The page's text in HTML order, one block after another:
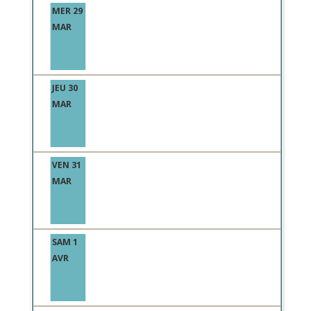
MER 29
MAR
JEU 30
MAR
VEN 31
MAR
SAM 1
AVR